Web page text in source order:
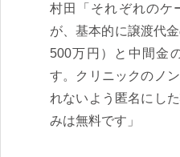
村田「それぞれのケ
が、基本的に譲渡代
500万円）と中間金
す。クリニックのノ
れないよう匿名にし
みは無料です」